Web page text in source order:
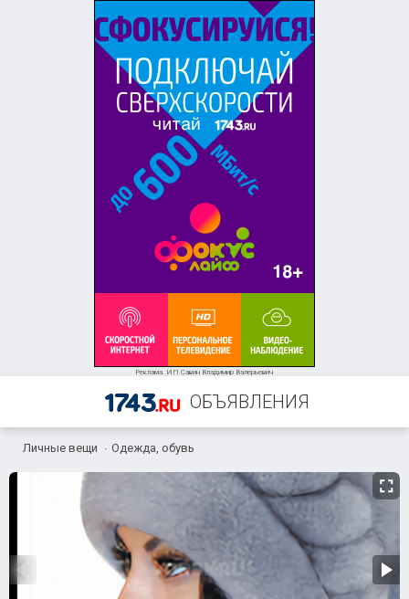
Реклама. ИП Савин Владимир Валерьевич
ОБЪЯВЛЕНИЯ
+7 (986) 774-09-08
Личные вещи Одежда, обувь